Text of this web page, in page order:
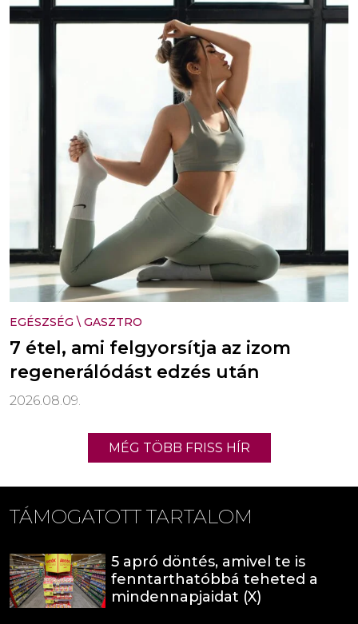
EGÉSZSÉG \ GASZTRO
7 étel, ami felgyorsítja az izom
regenerálódást edzés után
2026.08.09.
MÉG TÖBB FRISS HÍR
TÁMOGATOTT TARTALOM
5 apró döntés, amivel te is
fenntarthatóbbá teheted a
mindennapjaidat (X)